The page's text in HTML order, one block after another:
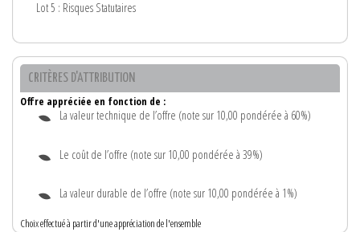
Lot 5 : Risques Statutaires
CRITÈRES D'ATTRIBUTION
Offre appréciée en fonction de :
La valeur technique de l’offre (note sur 10,00 pondérée à 60%)
Le coût de l’offre (note sur 10,00 pondérée à 39%)
La valeur durable de l’offre (note sur 10,00 pondérée à 1%)
Choix effectué à partir d'une appréciation de l'ensemble